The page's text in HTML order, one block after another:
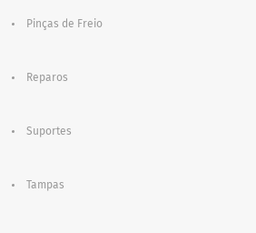
Pinças de Freio
Reparos
Suportes
Tampas